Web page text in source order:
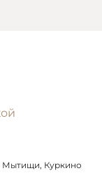
Мытищи, Куркино